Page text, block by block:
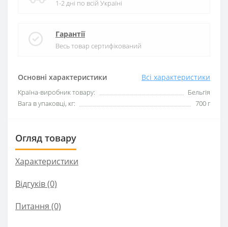
Основні характеристики Всі характеристики
Країна-виробник товару:
Бельгія
Вага в упаковці, кг:
700 г
1-2 дні по всій Україні
Гарантії
Весь товар сертифікований
Огляд товару
Характеристики
Відгуків (0)
Питання (0)